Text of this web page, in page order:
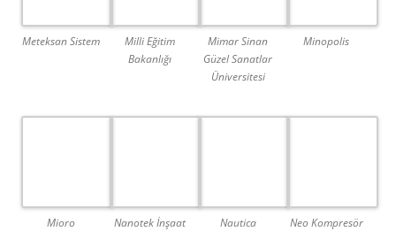
Meteksan Sistem
Milli Eğitim
Bakanlığı
Mimar Sinan
Güzel Sanatlar
Üniversitesi
Minopolis
Mioro Nanotek İnşaat Nautica Neo Kompresör